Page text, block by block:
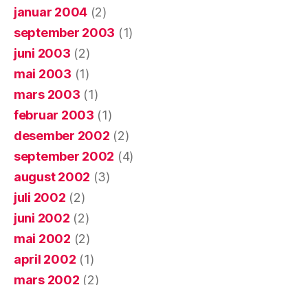
januar 2004 (2)
september 2003 (1)
juni 2003 (2)
mai 2003 (1)
mars 2003 (1)
februar 2003 (1)
desember 2002 (2)
september 2002 (4)
august 2002 (3)
juli 2002 (2)
juni 2002 (2)
mai 2002 (2)
april 2002 (1)
mars 2002 (2)